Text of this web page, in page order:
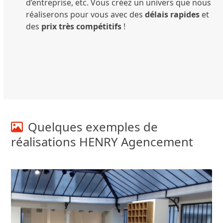
d’entreprise, etc. Vous créez un univers que nous
réaliserons pour vous avec desdélais rapides et
des prix très compétitifs !
Quelques exemples de
réalisations HENRY Agencement
Use
the
left
and